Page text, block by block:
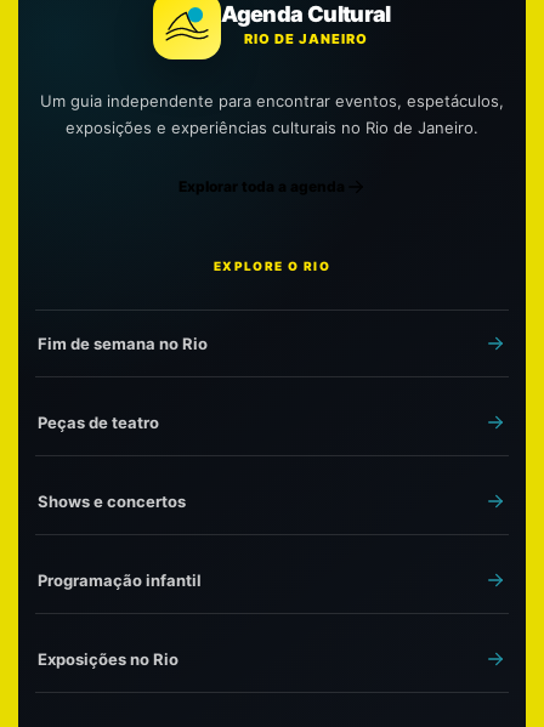
Agenda Cultural
RIO DE JANEIRO
Um guia independente para encontrar eventos, espetáculos,
exposições e experiências culturais no Rio de Janeiro.
Explorar toda a agenda
EXPLORE O RIO
Fim de semana no Rio
Peças de teatro
Shows e concertos
Programação infantil
Exposições no Rio